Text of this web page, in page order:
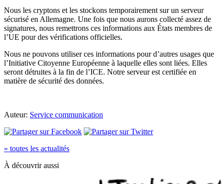
Nous les cryptons et les stockons temporairement sur un serveur
sécurisé en Allemagne. Une fois que nous aurons collecté assez de
signatures, nous remettrons ces informations aux États membres de
l’UE pour des vérifications officielles.
Nous ne pouvons utiliser ces informations pour d’autres usages que
l’Initiative Citoyenne Européenne à laquelle elles sont liées. Elles
seront détruites à la fin de l’ICE. Notre serveur est certifiée en
matière de sécurité des données.
Auteur: Service communication
» toutes les actualités
À découvrir aussi